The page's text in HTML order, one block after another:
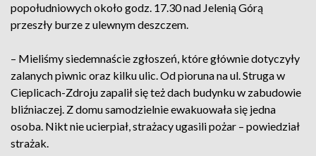
popołudniowych około godz. 17.30 nad Jelenią Górą
przeszły burze z ulewnym deszczem.
– Mieliśmy siedemnaście zgłoszeń, które głównie dotyczyły
zalanych piwnic oraz kilku ulic. Od pioruna na ul. Struga w
Cieplicach-Zdroju zapalił się też dach budynku w zabudowie
bliźniaczej. Z domu samodzielnie ewakuowała się jedna
osoba. Nikt nie ucierpiał, strażacy ugasili pożar – powiedział
strażak.